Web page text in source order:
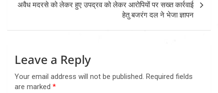
अवैध मदरसे को लेकर हुए उपद्रव को लेकर आरोपियों पर सख्त कार्रवाई
हेतु बजरंग दल ने भेजा ज्ञापन
Leave a Reply
Your email address will not be published. Required fields
are marked *